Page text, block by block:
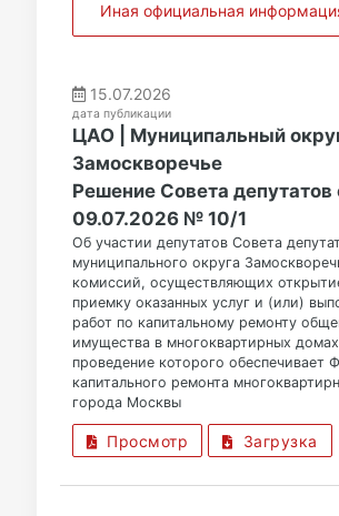
Иная официальная
15.07.2026
дата публикации
ЦАО | Муниципальный
Замоскворечье
Решение Совета депутатов
09.07.2026 № 10/1
Об участии депутатов Совета
муниципального округа
комиссий, осуществляющих
приемку оказанных услуг и (или)
работ по капитальному ремонту
имущества в многоквартирных
проведение которого обеспечивает
капитального ремонта
города Москвы
Просмотр Загрузка